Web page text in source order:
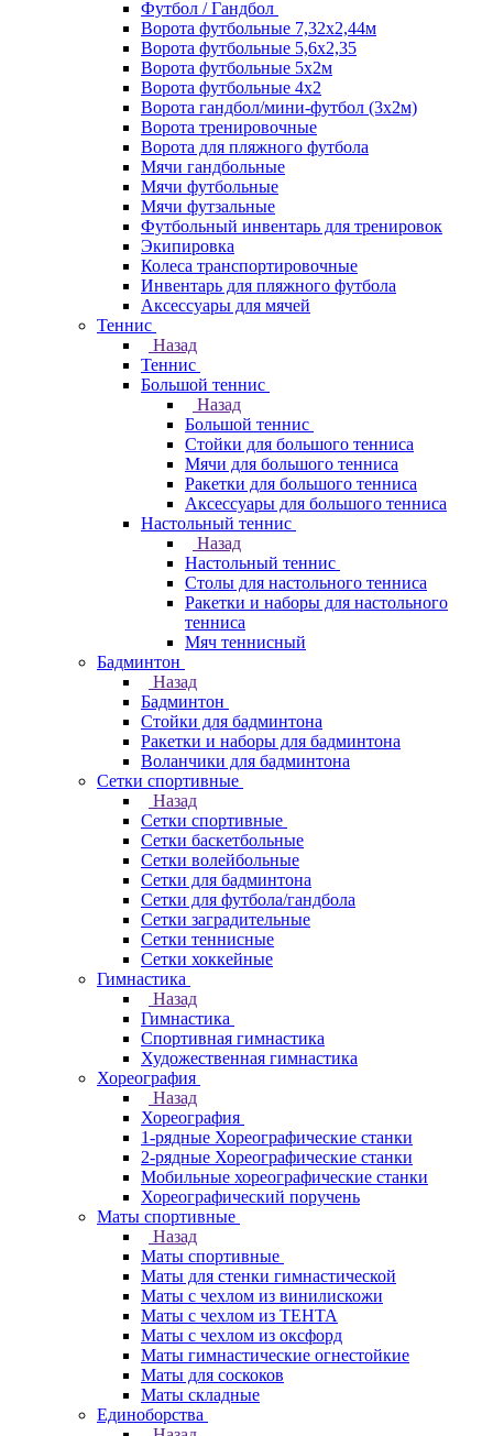
Футбол / Гандбол
Ворота футбольные 7,32х2,44м
Ворота футбольные 5,6х2,35
Ворота футбольные 5х2м
Ворота футбольные 4х2
Ворота гандбол/мини-футбол (3х2м)
Ворота тренировочные
Ворота для пляжного футбола
Мячи гандбольные
Мячи футбольные
Мячи футзальные
Футбольный инвентарь для тренировок
Экипировка
Колеса транспортировочные
Инвентарь для пляжного футбола
Аксессуары для мячей
Теннис
Назад
Теннис
Большой теннис
Назад
Большой теннис
Стойки для большого тенниса
Мячи для большого тенниса
Ракетки для большого тенниса
Аксессуары для большого тенниса
Настольный теннис
Назад
Настольный теннис
Столы для настольного тенниса
Ракетки и наборы для настольного
тенниса
Мяч теннисный
Бадминтон
Назад
Бадминтон
Стойки для бадминтона
Ракетки и наборы для бадминтона
Воланчики для бадминтона
Сетки спортивные
Назад
Сетки спортивные
Сетки баскетбольные
Сетки волейбольные
Сетки для бадминтона
Сетки для футбола/гандбола
Сетки заградительные
Сетки теннисные
Сетки хоккейные
Гимнастика
Назад
Гимнастика
Спортивная гимнастика
Художественная гимнастика
Хореография
Назад
Хореография
1-рядные Хореографические станки
2-рядные Хореографические станки
Мобильные хореографические станки
Хореографический поручень
Маты спортивные
Назад
Маты спортивные
Маты для стенки гимнастической
Маты с чехлом из винилискожи
Маты с чехлом из ТЕНТА
Маты с чехлом из оксфорд
Маты гимнастические огнестойкие
Маты для соскоков
Маты складные
Единоборства